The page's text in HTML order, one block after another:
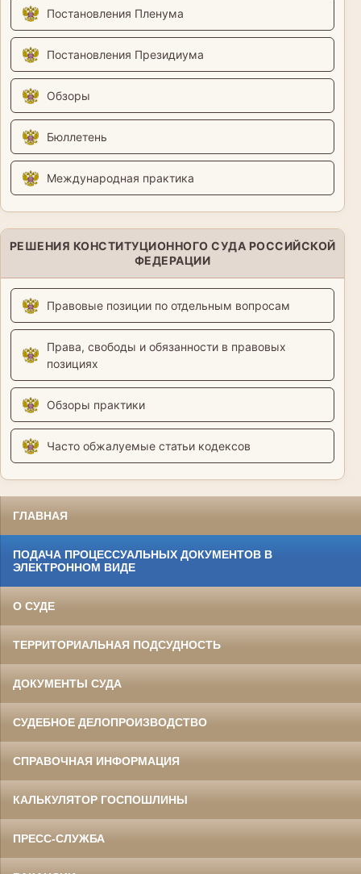
Постановления Пленума
Постановления Президиума
Обзоры
Бюллетень
Международная практика
РЕШЕНИЯ КОНСТИТУЦИОННОГО СУДА РОССИЙСКОЙ
ФЕДЕРАЦИИ
Правовые позиции по отдельным вопросам
Права, свободы и обязанности в правовых
позициях
Обзоры практики
Часто обжалуемые статьи кодексов
ГЛАВНАЯ
ПОДАЧА ПРОЦЕССУАЛЬНЫХ ДОКУМЕНТОВ В
ЭЛЕКТРОННОМ ВИДЕ
О СУДЕ
ТЕРРИТОРИАЛЬНАЯ ПОДСУДНОСТЬ
ДОКУМЕНТЫ СУДА
СУДЕБНОЕ ДЕЛОПРОИЗВОДСТВО
СПРАВОЧНАЯ ИНФОРМАЦИЯ
КАЛЬКУЛЯТОР ГОСПОШЛИНЫ
ПРЕСС-СЛУЖБА